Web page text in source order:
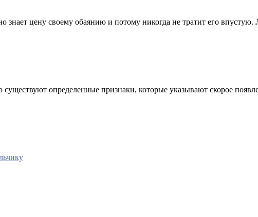
цену своему обаянию и потому никогда не тратит его впустую.
определенные признаки, которые указывают скорое